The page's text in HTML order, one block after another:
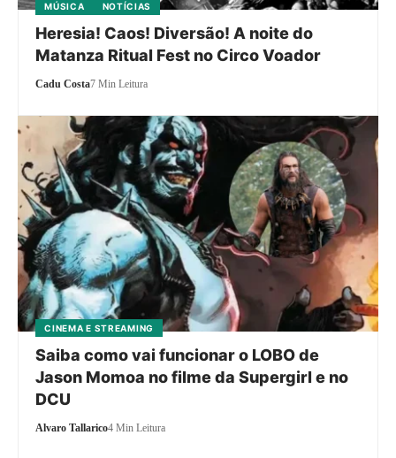
MÚSICA NOTÍCIAS
Heresia! Caos! Diversão! A noite do
Matanza Ritual Fest no Circo Voador
Cadu Costa7 Min Leitura
CINEMA E STREAMING
Saiba como vai funcionar o LOBO de
Jason Momoa no filme da Supergirl e no
DCU
Alvaro Tallarico4 Min Leitura